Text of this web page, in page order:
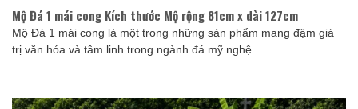
Mộ Đá 1 mái cong Kích thước Mộ rộng 81cm x dài 127cm
Mộ Đá 1 mái cong là một trong những sản phẩm mang đậm giá
trị văn hóa và tâm linh trong ngành đá mỹ nghệ. ...